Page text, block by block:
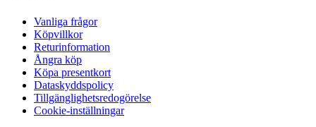
Vanliga frågor
Köpvillkor
Returinformation
Ångra köp
Köpa presentkort
Dataskyddspolicy
Tillgänglighetsredogörelse
Cookie-inställningar